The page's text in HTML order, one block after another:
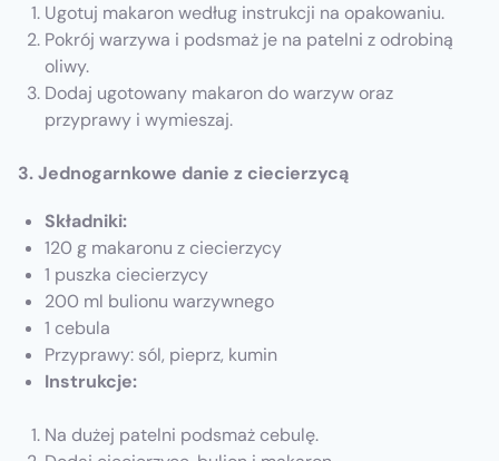
Ugotuj makaron według instrukcji na opakowaniu.
Pokrój warzywa i podsmaż je na patelni z odrobiną
oliwy.
Dodaj ugotowany makaron do warzyw oraz
przyprawy i wymieszaj.
3. Jednogarnkowe danie z ciecierzycą
Składniki:
120 g makaronu z ciecierzycy
1 puszka ciecierzycy
200 ml bulionu warzywnego
1 cebula
Przyprawy: sól, pieprz, kumin
Instrukcje:
Na dużej patelni podsmaż cebulę.